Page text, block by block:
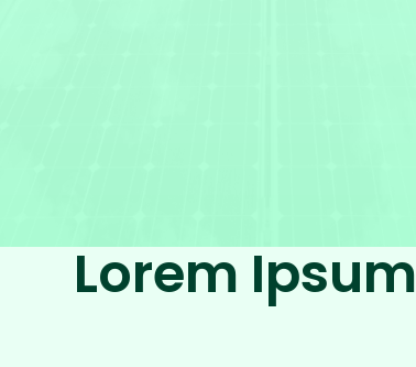
Lorem Ipsum